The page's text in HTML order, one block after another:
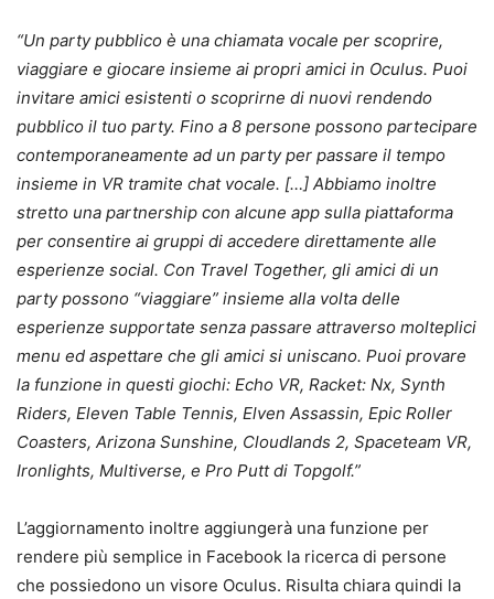
“Un party pubblico è una chiamata vocale per scoprire,
viaggiare e giocare insieme ai propri amici in Oculus. Puoi
invitare amici esistenti o scoprirne di nuovi rendendo
pubblico il tuo party. Fino a 8 persone possono partecipare
contemporaneamente ad un party per passare il tempo
insieme in VR tramite chat vocale. […] Abbiamo inoltre
stretto una partnership con alcune app sulla piattaforma
per consentire ai gruppi di accedere direttamente alle
esperienze social. Con Travel Together, gli amici di un
party possono “viaggiare” insieme alla volta delle
esperienze supportate senza passare attraverso molteplici
menu ed aspettare che gli amici si uniscano. Puoi provare
la funzione in questi giochi: Echo VR, Racket: Nx, Synth
Riders, Eleven Table Tennis, Elven Assassin, Epic Roller
Coasters, Arizona Sunshine, Cloudlands 2, Spaceteam VR,
Ironlights, Multiverse, e Pro Putt di Topgolf.”
L’aggiornamento inoltre aggiungerà una funzione per
rendere più semplice in Facebook la ricerca di persone
che possiedono un visore Oculus. Risulta chiara quindi la